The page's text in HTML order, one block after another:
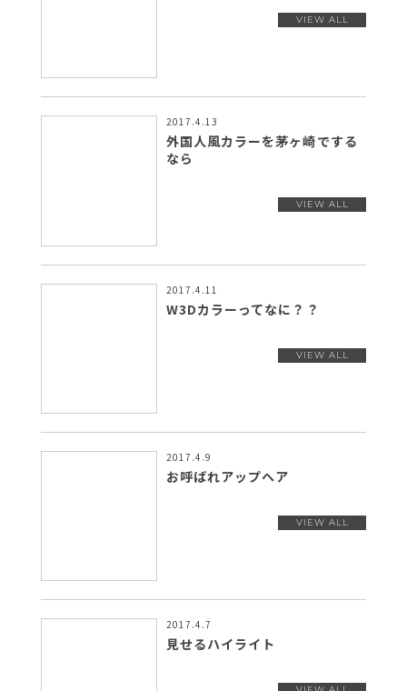
2017.4.13
外国人風カラーを茅ヶ崎でする
なら
2017.4.11
W3Dカラーってなに？？
2017.4.9
お呼ばれアップヘア
2017.4.7
見せるハイライト